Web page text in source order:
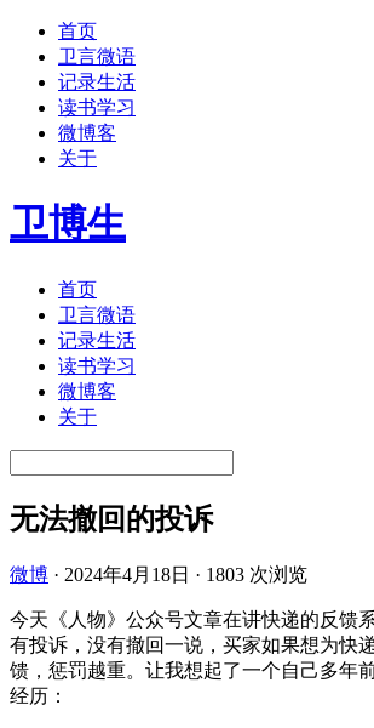
首页
卫言微语
记录生活
读书学习
微博客
关于
卫博生
首页
卫言微语
记录生活
读书学习
微博客
关于
无法撤回的投诉
微博 · 2024年4月18日 · 1803 次浏览
今天《人物》公众号文章在讲快递的反馈
有投诉，没有撤回一说，买家如果想为快
馈，惩罚越重。让我想起了一个自己多年
经历：